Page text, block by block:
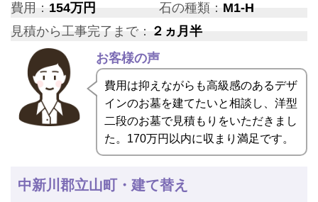
費用： 154万円 石の種類： M1-H
見積から工事完了まで： ２ヵ月半
お客様の声
費用は抑えながらも高級感のあるデザ
インのお墓を建てたいと相談し、洋型
二段のお墓で見積もりをいただきまし
た。170万円以内に収まり満足です。
中新川郡立山町・建て替え